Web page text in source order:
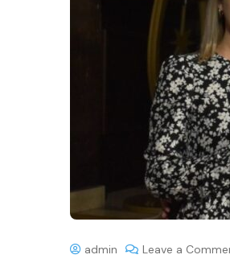
admin Leave a